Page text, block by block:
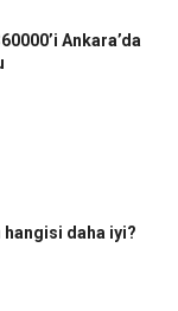
Ankara’da
daha iyi?